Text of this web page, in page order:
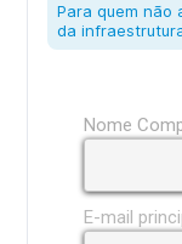
Para quem não
da